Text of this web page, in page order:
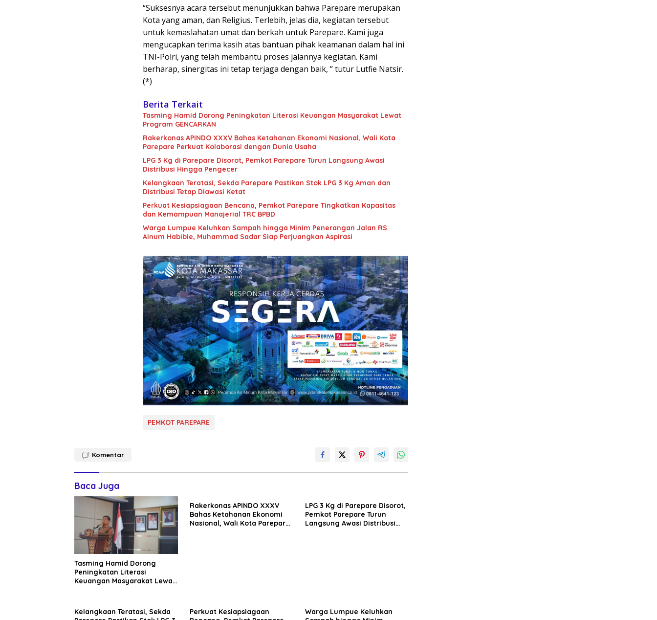
“Suksesnya acara tersebut menunjukkan bahwa Parepare merupakan
Kota yang aman, dan Religius. Terlebih, jelas dia, kegiatan tersebut
untuk kemaslahatan umat dan berkah untuk Parepare. Kami juga
mengucapkan terima kasih atas bantuan pihak keamanan dalam hal ini
TNI-Polri, yang telah membantu proses jalannya kegiatan. Kami
berharap, sinergitas ini tetap terjaga dengan baik, ” tutur Lutfie Natsir.
(*)
Berita Terkait
Tasming Hamid Dorong Peningkatan Literasi Keuangan Masyarakat Lewat
Program GENCARKAN
Rakerkonas APINDO XXXV Bahas Ketahanan Ekonomi Nasional, Wali Kota
Parepare Perkuat Kolaborasi dengan Dunia Usaha
LPG 3 Kg di Parepare Disorot, Pemkot Parepare Turun Langsung Awasi
Distribusi Hingga Pengecer
Kelangkaan Teratasi, Sekda Parepare Pastikan Stok LPG 3 Kg Aman dan
Distribusi Tetap Diawasi Ketat
Perkuat Kesiapsiagaan Bencana, Pemkot Parepare Tingkatkan Kapasitas
dan Kemampuan Manajerial TRC BPBD
Warga Lumpue Keluhkan Sampah hingga Minim Penerangan Jalan RS
Ainum Habibie, Muhammad Sadar Siap Perjuangkan Aspirasi
PEMKOT PAREPARE
Komentar
Baca Juga
Tasming Hamid Dorong
Peningkatan Literasi
Keuangan Masyarakat Lewat
Rakerkonas APINDO XXXV
Bahas Ketahanan Ekonomi
Nasional, Wali Kota Parepare
LPG 3 Kg di Parepare Disorot,
Pemkot Parepare Turun
Langsung Awasi Distribusi
Kelangkaan Teratasi, Sekda
Perkuat Kesiapsiagaan
Warga Lumpue Keluhkan